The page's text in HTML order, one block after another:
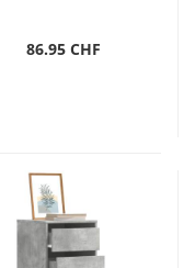
86.95 CHF